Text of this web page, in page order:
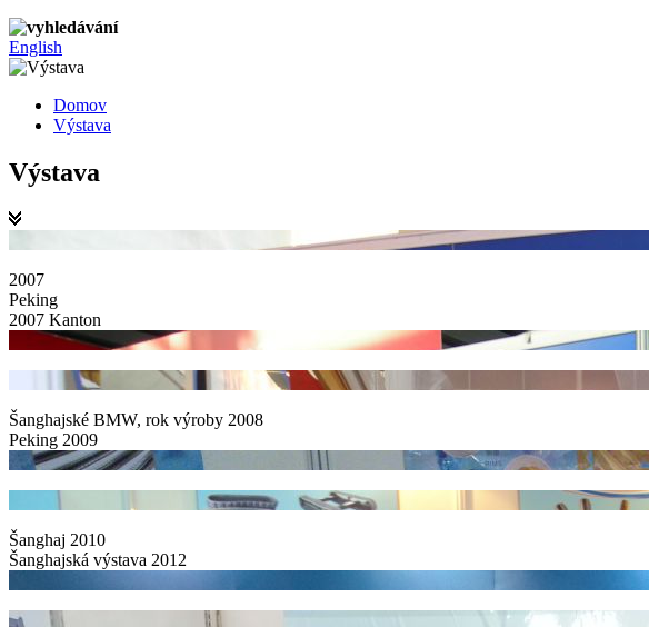
English
Domov
Výstava
Výstava
2007
Peking
2007 Kanton
Šanghajské BMW, rok výroby 2008
Peking 2009
Šanghaj 2010
Šanghajská výstava 2012